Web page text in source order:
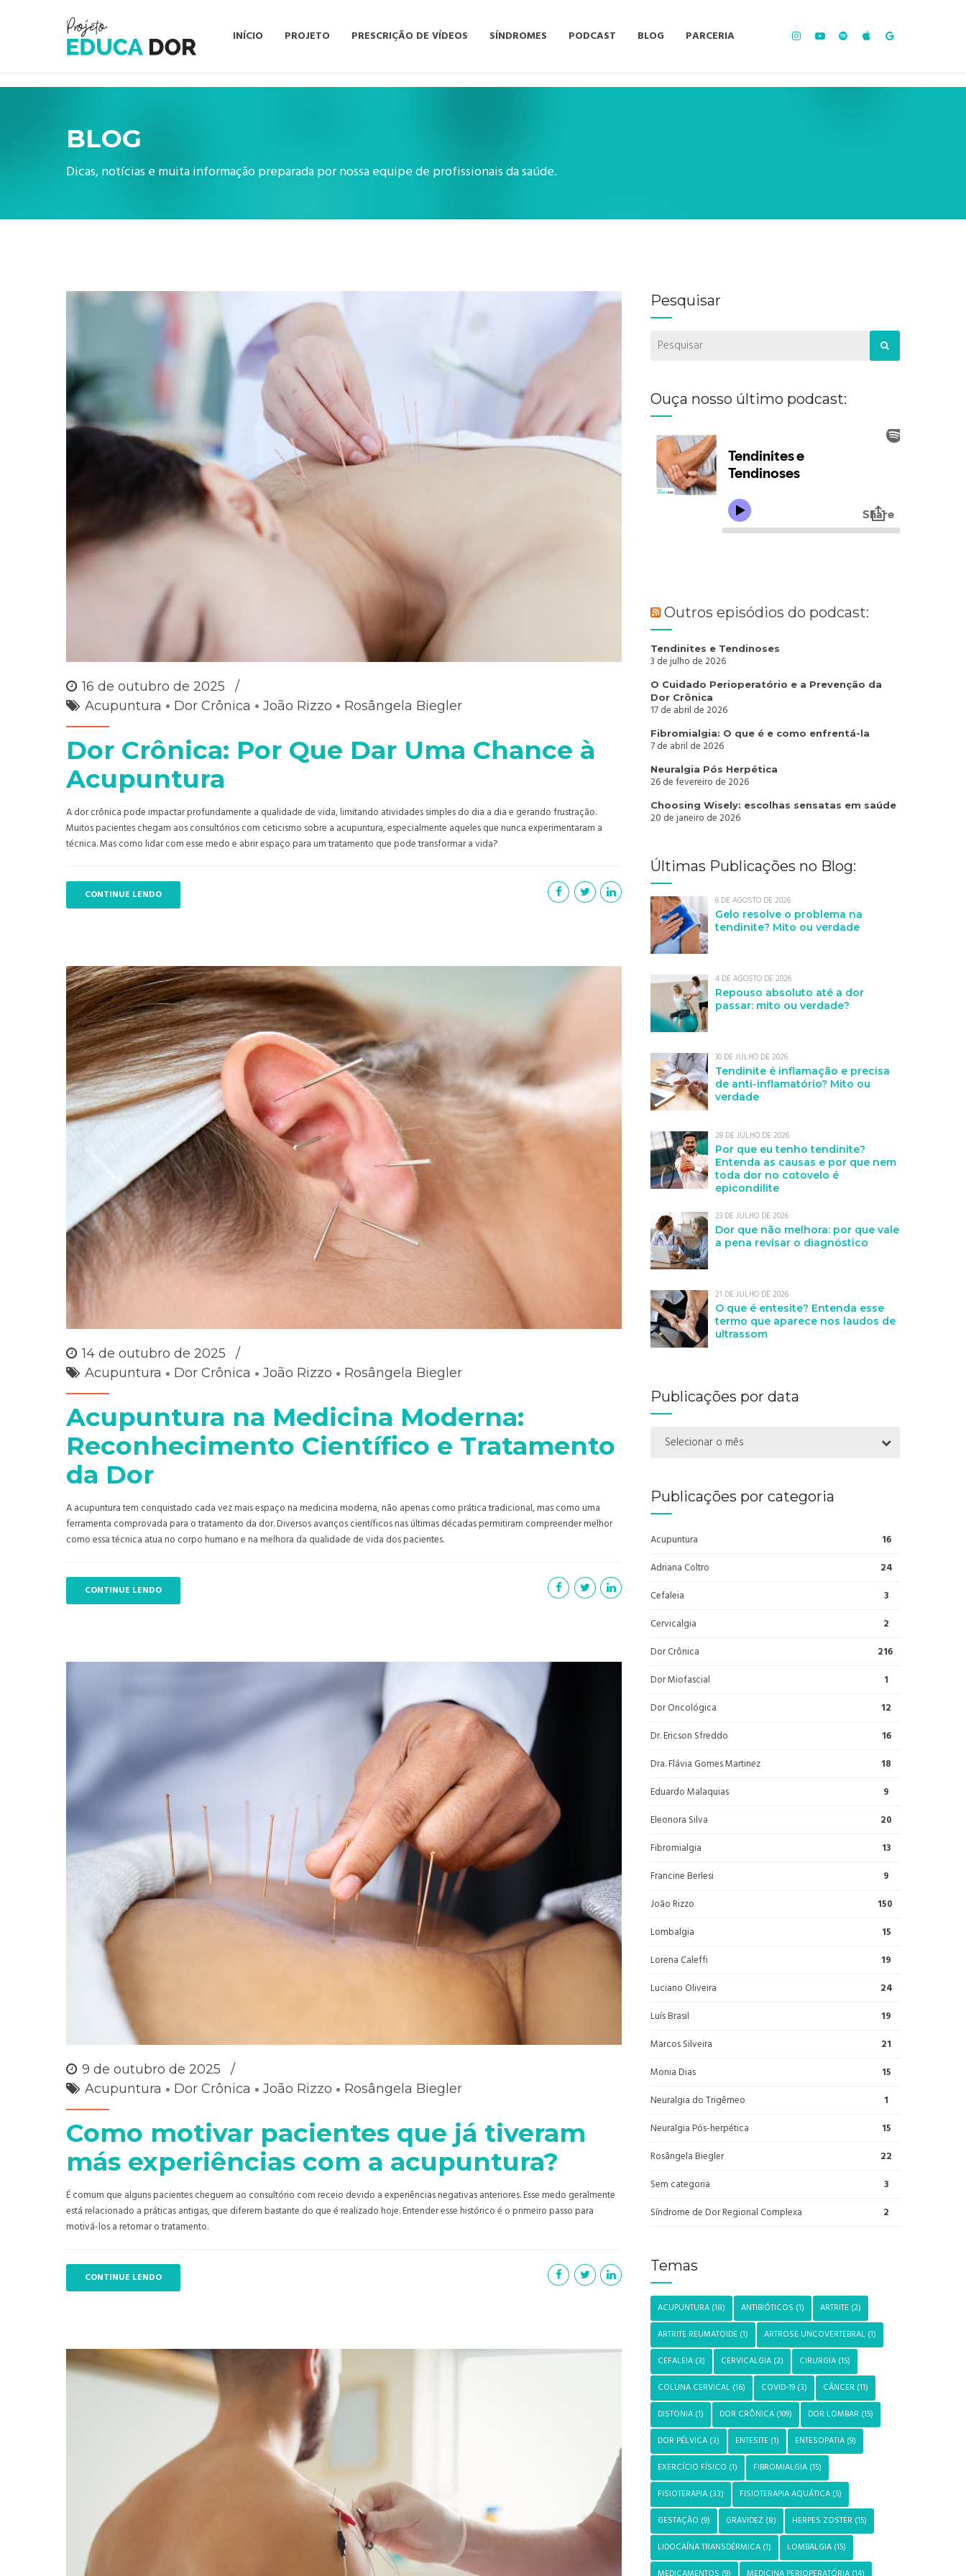
INÍCIO PROJETO PRESCRIÇÃO DE VÍDEOS SÍNDROMES PODCAST BLOG PARCERIA
BLOG
Dicas, notícias e muita informação preparada por nossa equipe de profissionais da saúde.
16 de outubro de 2025
Acupuntura
Dor Crônica João Rizzo Rosângela Biegler
Dor Crônica: Por Que Dar Uma Chance à
Acupuntura
A dor crônica pode impactar profundamente a qualidade de vida, limitando atividades simples do dia a dia e gerando frustração.
Muitos pacientes chegam aos consultórios com ceticismo sobre a acupuntura, especialmente aqueles que nunca experimentaram a
técnica. Mas como lidar com esse medo e abrir espaço para um tratamento que pode transformar a vida?
CONTINUE LENDO
14 de outubro de 2025
Acupuntura
Dor Crônica João Rizzo Rosângela Biegler
Acupuntura na Medicina Moderna:
Reconhecimento Científico e Tratamento
da Dor
A acupuntura tem conquistado cada vez mais espaço na medicina moderna, não apenas como prática tradicional, mas como uma
ferramenta comprovada para o tratamento da dor. Diversos avanços científicos nas últimas décadas permitiram compreender melhor
como essa técnica atua no corpo humano e na melhora da qualidade de vida dos pacientes.
CONTINUE LENDO
9 de outubro de 2025
Acupuntura
Dor Crônica João Rizzo Rosângela Biegler
Como motivar pacientes que já tiveram
más experiências com a acupuntura?
É comum que alguns pacientes cheguem ao consultório com receio devido a experiências negativas anteriores. Esse medo geralmente
está relacionado a práticas antigas, que diferem bastante do que é realizado hoje. Entender esse histórico é o primeiro passo para
motivá-los a retomar o tratamento.
CONTINUE LENDO
Pesquisar
Ouça nosso último podcast:
Outros episódios do podcast:
Tendinites e Tendinoses
3 de julho de 2026
O Cuidado Perioperatório e a Prevenção da
Dor Crônica
17 de abril de 2026
Fibromialgia: O que é e como enfrentá-la
7 de abril de 2026
Neuralgia Pós Herpética
26 de fevereiro de 2026
Choosing Wisely: escolhas sensatas em saúde
20 de janeiro de 2026
Últimas Publicações no Blog:
6 DE AGOSTO DE 2026
Gelo resolve o problema na
tendinite? Mito ou verdade
4 DE AGOSTO DE 2026
Repouso absoluto até a dor
passar: mito ou verdade?
30 DE JULHO DE 2026
Tendinite é inflamação e precisa
de anti-inflamatório? Mito ou
verdade
28 DE JULHO DE 2026
Por que eu tenho tendinite?
Entenda as causas e por que nem
toda dor no cotovelo é
epicondilite
23 DE JULHO DE 2026
Dor que não melhora: por que vale
a pena revisar o diagnóstico
21 DE JULHO DE 2026
O que é entesite? Entenda esse
termo que aparece nos laudos de
ultrassom
Publicações por data
Selecionar o mês
Publicações por categoria
Acupuntura 16
Adriana Coltro 24
Cefaleia 3
Cervicalgia 2
Dor Crônica 216
Dor Miofascial 1
Dor Oncológica 12
Dr. Ericson Sfreddo 16
Dra. Flávia Gomes Martinez 18
Eduardo Malaquias 9
Eleonora Silva 20
Fibromialgia 13
Francine Berlesi 9
João Rizzo 150
Lombalgia 15
Lorena Caleffi 19
Luciano Oliveira 24
Luís Brasil 19
Marcos Silveira 21
Monia Dias 15
Neuralgia do Trigêmeo 1
Neuralgia Pós-herpética 15
Rosângela Biegler 22
Sem categoria 3
Síndrome de Dor Regional Complexa 2
Temas
ACUPUNTURA (18) ANTIBIÓTICOS (1) ARTRITE (2)
ARTRITE REUMATOIDE (1) ARTROSE UNCOVERTEBRAL (1)
CEFALEIA (3) CERVICALGIA (2) CIRURGIA (15)
COLUNA CERVICAL (16) COVID-19 (3) CÂNCER (11)
DISTONIA (1) DOR CRÔNICA (109) DOR LOMBAR (15)
DOR PÉLVICA (3) ENTESITE (1) ENTESOPATIA (9)
EXERCÍCIO FÍSICO (1) FIBROMIALGIA (15)
FISIOTERAPIA (33) FISIOTERAPIA AQUÁTICA (5)
GESTAÇÃO (9) GRAVIDEZ (8) HERPES ZOSTER (15)
LIDOCAÍNA TRANSDÉRMICA (1) LOMBALGIA (15)